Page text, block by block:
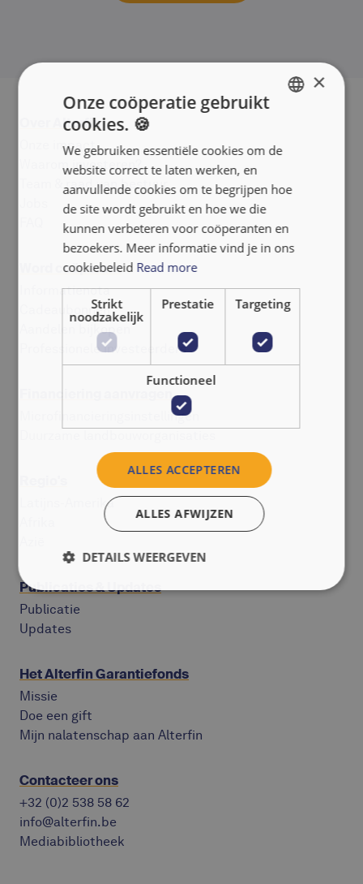
Over Alterfin
Onze impact
Waarom investeren?
Team & raad van bestuur
Word coöperant
Informatienota
Cadeaubonnen
Aandelen bijkopen
Professionele investeerders
Financiering aanvragen
Microfinancieringsinstellingen
Latijns-Amerika
Publicaties & Updates
Publicatie
Updates
Het Alterfin Garantiefonds
Missie
Doe een gift
Mijn nalatenschap aan Alterfin
Contacteer ons
+32 (0)2 538 58 62
info@alterfin.be
Mediabibliotheek
FRANÇAIS
×
Onze coöperatie gebruikt
cookies. 🍪
We gebruiken essentiële cookies om de
website correct te laten werken, en
aanvullende cookies om te begrijpen hoe
de site wordt gebruikt en hoe we die
kunnen verbeteren voor coöperanten en
bezoekers. Meer informatie vind je in ons
cookiebeleid Read more
Strikt
noodzakelijk
Prestatie Targeting
Functioneel
ALLES ACCEPTEREN
ALLES AFWIJZEN
DETAILS WEERGEVEN